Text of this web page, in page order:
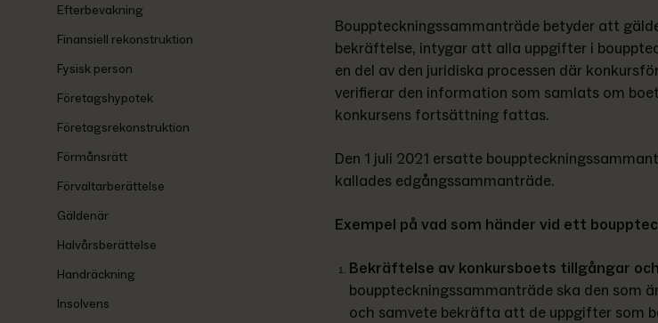
Efterbevakning
Finansiell rekonstruktion
Fysisk person
Företagshypotek
Företagsrekonstruktion
Förmånsrätt
Förvaltarberättelse
Gäldenär
Halvårsberättelse
Handräckning
Insolvens
Bouppteckningssammanträde betyder att
bekräftelse, intygar att alla uppgifter i
en del av den juridiska processen där
verifierar den information som samlats om
konkursens fortsättning fattas.
Den 1 juli 2021 ersatte
kallades edgångssammanträde.
Exempel på vad som händer vid ett
Bekräftelse av konkursboets tillgångar
bouppteckningssammanträde ska den som
och samvete bekräfta att de uppgifter som